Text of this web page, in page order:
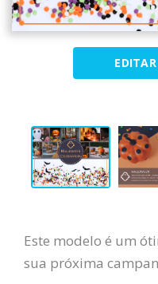
Este modelo é um
sua próxima